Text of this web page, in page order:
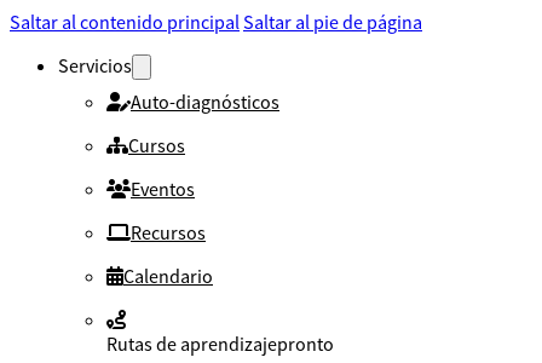
Saltar al contenido principalSaltar al pie de página
Servicios
Auto-diagnósticos
Cursos
Eventos
Recursos
Calendario
Rutas de aprendizajepronto